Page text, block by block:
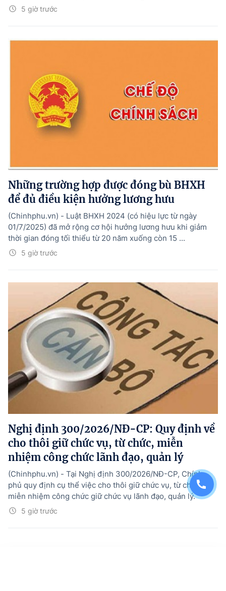
5 giờ trước
Những trường hợp được đóng bù BHXH
để đủ điều kiện hưởng lương hưu
5 giờ trước
(Chinhphu.vn) - Luật BHXH 2024 (có hiệu lực từ ngày
01/7/2025) đã mở rộng cơ hội hưởng lương hưu khi giảm
thời gian đóng tối thiểu từ 20 năm xuống còn 15 ...
Nghị định 300/2026/NĐ-CP: Quy định về
cho thôi giữ chức vụ, từ chức, miễn
nhiệm công chức lãnh đạo, quản lý
5 giờ trước
(Chinhphu.vn) - Tại Nghị định 300/2026/NĐ-CP, Chính
phủ quy định cụ thể việc cho thôi giữ chức vụ, từ chức,
miễn nhiệm công chức giữ chức vụ lãnh đạo, quản lý.